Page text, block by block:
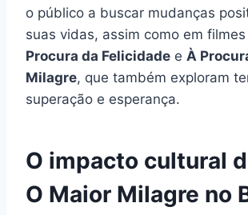
o público a buscar mudanças
suas vidas, assim como em
Procura da Felicidade e À
Milagre, que também exploram
superação e esperança.
O impacto cultural
O Maior Milagre no